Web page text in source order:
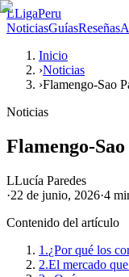
LLigaPeru
NoticiasGuíasReseñas
Inicio
›Noticias
›Flamengo-Sao
Noticias
Flamengo-
LLucía Paredes
·22 de junio, 2026·4
Contenido del artículo
1.¿Por qué los
2.El mercado